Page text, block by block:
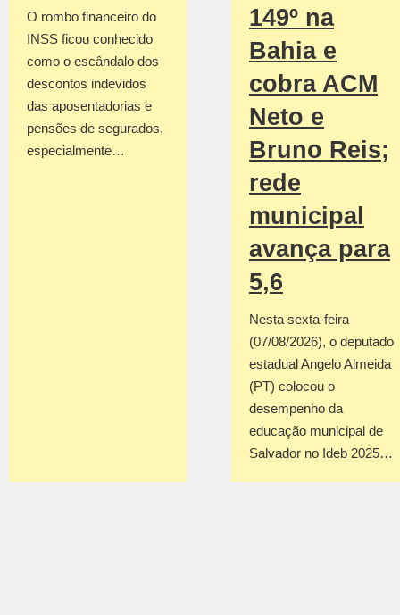
O rombo financeiro do
INSS ficou conhecido
como o escândalo dos
descontos indevidos
das aposentadorias e
pensões de segurados,
especialmente…
149º na
Bahia e
cobra ACM
Neto e
Bruno Reis;
rede
municipal
avança para
5,6
Nesta sexta-feira
(07/08/2026), o deputado
estadual Angelo Almeida
(PT) colocou o
desempenho da
educação municipal de
Salvador no Ideb 2025…